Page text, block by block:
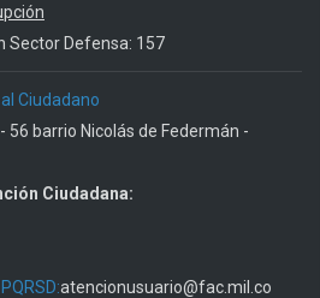
Sector Defensa: 157
Ciudadano
56 barrio Nicolás de Federmán -
Ciudadana:
atencionusuario@fac.mil.co